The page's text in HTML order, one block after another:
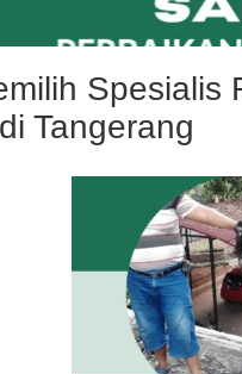
Spesialis
Tangerang